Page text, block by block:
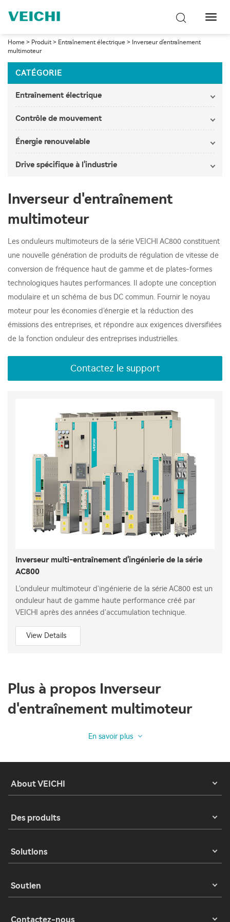
Home > Produit> Entraînement électrique > Inverseur d'entraînement
multimoteur
CATÉGORIE
Entraînement électrique
Contrôle de mouvement
Énergie renouvelable
Drive spécifique à l'industrie
Inverseur d'entraînement
multimoteur
Les onduleurs multimoteurs de la série VEICHI AC800 constituent
une nouvelle génération de produits de régulation de vitesse de
conversion de fréquence haut de gamme et de plates-formes
technologiques hautes performances. Il adopte une conception
modulaire et un schéma de bus DC commun. Fournir le noyau
moteur pour les économies d'énergie et la réduction des
émissions des entreprises, et répondre aux exigences diversifiées
de la fonction onduleur des entreprises industrielles.
Contactez le support
Inverseur multi-entraînement d'ingénierie de la série
AC800
L'onduleur multimoteur d'ingénierie de la série AC800 est un
onduleur haut de gamme haute performance créé par
VEICHI après des années d'accumulation technique.
View Details
Plus à propos Inverseur
d'entraînement multimoteur
En savoir plus
About VEICHI
Des produits
Solutions
Soutien
Contactez-nous